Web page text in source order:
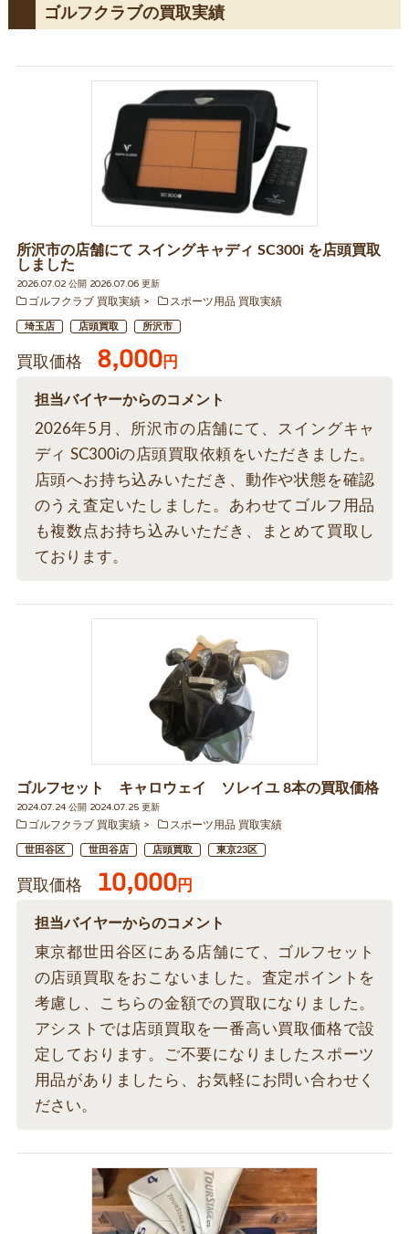
ゴルフクラブの買取実績
所沢市の店舗にて スイングキャディ SC300i を店頭買取
しました
2026.07.02 公開 2026.07.06 更新
ゴルフクラブ 買取実績
スポーツ用品 買取実績
埼玉店 店頭買取 所沢市
買取価格 8,000円
担当バイヤーからのコメント
2026年5月、所沢市の店舗にて、スイングキャ
ディ SC300iの店頭買取依頼をいただきました。
店頭へお持ち込みいただき、動作や状態を確認
のうえ査定いたしました。あわせてゴルフ用品
も複数点お持ち込みいただき、まとめて買取し
ております。
ゴルフセット キャロウェイ ソレイユ 8本の買取価格
2024.07.24 公開 2024.07.25 更新
ゴルフクラブ 買取実績
スポーツ用品 買取実績
世田谷区 世田谷店 店頭買取 東京23区
買取価格 10,000円
担当バイヤーからのコメント
東京都世田谷区にある店舗にて、ゴルフセット
の店頭買取をおこないました。査定ポイントを
考慮し、こちらの金額での買取になりました。
アシストでは店頭買取を一番高い買取価格で設
定しております。ご不要になりましたスポーツ
用品がありましたら、お気軽にお問い合わせく
ださい。